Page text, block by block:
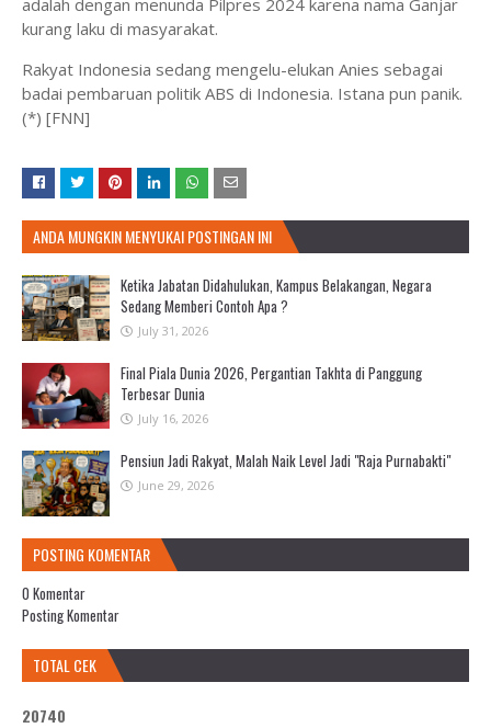
adalah dengan menunda Pilpres 2024 karena nama Ganjar
kurang laku di masyarakat.
Rakyat Indonesia sedang mengelu-elukan Anies sebagai
badai pembaruan politik ABS di Indonesia. Istana pun panik.
(*) [FNN]
ANDA MUNGKIN MENYUKAI POSTINGAN INI
Ketika Jabatan Didahulukan, Kampus Belakangan, Negara
Sedang Memberi Contoh Apa ?
July 31, 2026
Final Piala Dunia 2026, Pergantian Takhta di Panggung
Terbesar Dunia
July 16, 2026
Pensiun Jadi Rakyat, Malah Naik Level Jadi "Raja Purnabakti"
June 29, 2026
POSTING KOMENTAR
0 Komentar
Posting Komentar
TOTAL CEK
20740